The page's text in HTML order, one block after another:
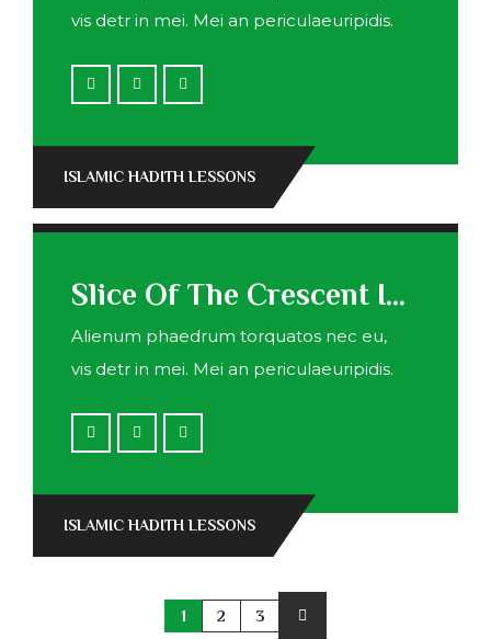
vis detr in mei. Mei an periculaeuripidis.
ISLAMIC HADITH LESSONS
Slice Of The Crescent In Ramadan
Alienum phaedrum torquatos nec eu,
vis detr in mei. Mei an periculaeuripidis.
ISLAMIC HADITH LESSONS
1 2 3